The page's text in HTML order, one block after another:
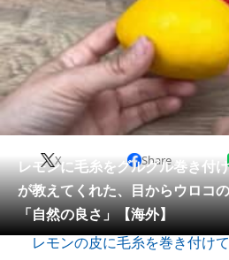
エンタメ
グルメ 地域
住まい 教
動物 リサ
会員記事
メディア
注目記事を集めた総合ページ
レモンに毛糸をグルグル巻き
が教えてくれた、目からウロコ
「自然の良さ」【海外】
X Share
レモンの皮に毛糸を巻き付け